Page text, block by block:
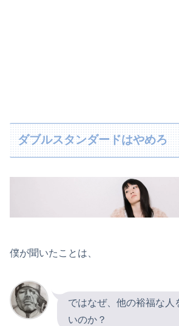
ダブルスタンダードはやめろ
僕が聞いたことは、
ではなぜ、他の裕福な人
いのか？